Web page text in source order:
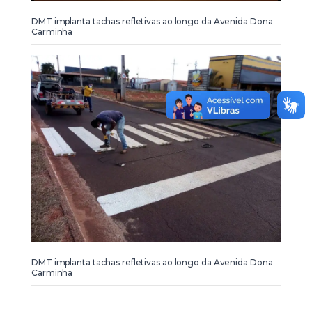
DMT implanta tachas refletivas ao longo da Avenida Dona
Carminha
DMT implanta tachas refletivas ao longo da Avenida Dona
Carminha